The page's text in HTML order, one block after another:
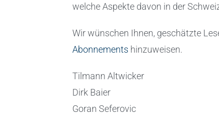
welche Aspekte davon in der
Wir wünschen Ihnen, geschätzte
Abonnements hinzuweisen.
Tilmann Altwicker
Dirk Baier
Goran Seferovic